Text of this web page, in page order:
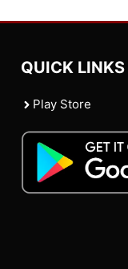
QUICK LINKS
Play Store